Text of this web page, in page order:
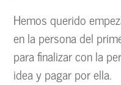
Hemos querido
en la persona del
para finalizar con la
idea y pagar por ella.